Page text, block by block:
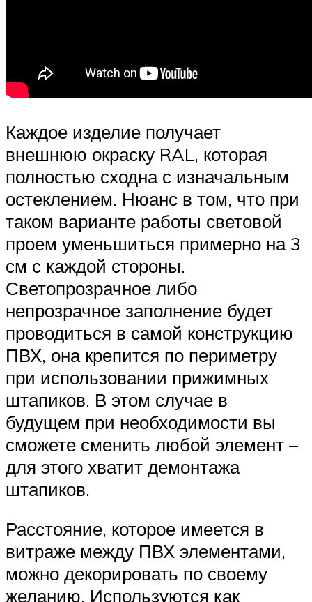
Каждое изделие получает
внешнюю окраску RAL, которая
полностью сходна с изначальным
остеклением. Нюанс в том, что при
таком варианте работы световой
проем уменьшиться примерно на 3
см с каждой стороны.
Светопрозрачное либо
непрозрачное заполнение будет
проводиться в самой конструкцию
ПВХ, она крепится по периметру
при использовании прижимных
штапиков. В этом случае в
будущем при необходимости вы
сможете сменить любой элемент –
для этого хватит демонтажа
штапиков.
Расстояние, которое имеется в
витраже между ПВХ элементами,
можно декорировать по своему
желанию. Используются как